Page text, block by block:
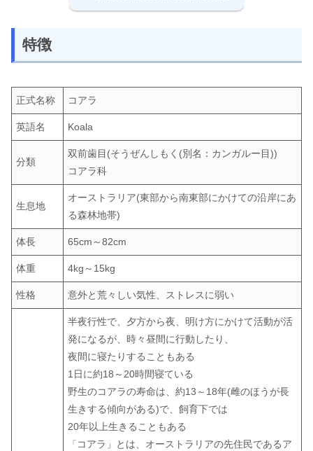
特徴
正式名称 コアラ
英語名 Koala
分類
双前歯目(そうぜんしもく(別名：カンガルー目))
コアラ科
生息地
オーストラリア(東部から南東部にかけての沿岸にあ
る森林地帯)
体長 65cm～82cm
体重 4kg～15kg
性格 意外と荒々しい気性、ストレスに弱い
半夜行性で、夕方から夜、明け方にかけて活動が活
発になるが、時々昼間に行動したり、
夜間に寝たりすることもある
1日に約18～20時間寝ている
野生のコアラの寿命は、約13～18年(雌のほうが長
生きする傾向がある)で、飼育下では
20年以上生きることもある
「 コアラ」とは、オーストラリアの先住民であるア